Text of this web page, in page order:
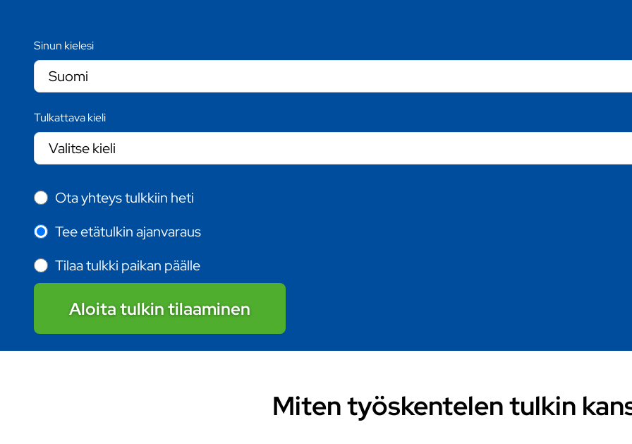
Sinun kielesi
Tulkattava kieli
Ota yhteys tulkkiin heti
Tee etätulkin ajanvaraus
Tilaa tulkki paikan päälle
Aloita tulkin tilaaminen
Miten työskentelen tulkin